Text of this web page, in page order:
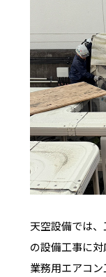
天空設備では
の設備工事に対
業務用エアコ